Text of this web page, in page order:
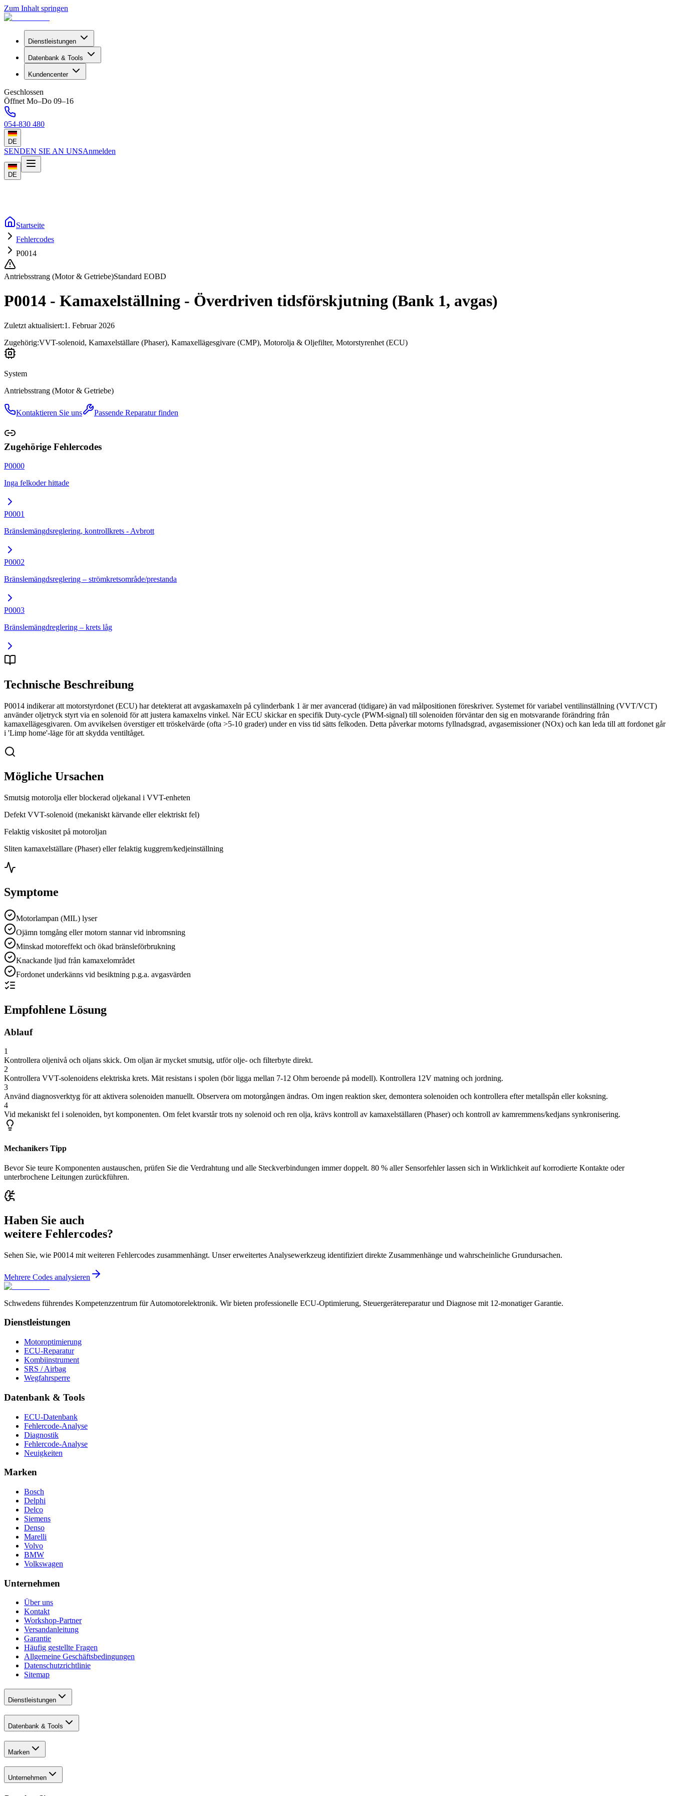
Zum Inhalt springen
Dienstleistungen
Datenbank & Tools
Kundencenter
Geschlossen
Öffnet Mo–Do 09–16
054-830 480
DE
SENDEN SIE AN UNSAnmelden
DE
Startseite
Fehlercodes
P0014
Antriebsstrang (Motor & Getriebe)Standard EOBD
P0014 - Kamaxelställning - Överdriven tidsförskjutning (Bank 1, avgas)
Zuletzt aktualisiert:1. Februar 2026
Zugehörig:VVT-solenoid, Kamaxelställare (Phaser), Kamaxellägesgivare (CMP), Motorolja & Oljefilter, Motorstyrenhet (ECU)
System
Antriebsstrang (Motor & Getriebe)
Kontaktieren Sie uns Passende Reparatur finden
Zugehörige Fehlercodes
P0000
Inga felkoder hittade
P0001
Bränslemängdsreglering, kontrollkrets - Avbrott
P0002
Bränslemängdsreglering – strömkretsområde/prestanda
P0003
Bränslemängdreglering – krets låg
Technische Beschreibung
P0014 indikerar att motorstyrdonet (ECU) har detekterat att avgaskamaxeln på cylinderbank 1 är mer avancerad (tidigare) än vad målpositionen föreskriver. Systemet för variabel ventilinställning (VVT/VCT)
använder oljetryck styrt via en solenoid för att justera kamaxelns vinkel. När ECU skickar en specifik Duty-cycle (PWM-signal) till solenoiden förväntar den sig en motsvarande förändring från
kamaxellägesgivaren. Om avvikelsen överstiger ett tröskelvärde (ofta >5-10 grader) under en viss tid sätts felkoden. Detta påverkar motorns fyllnadsgrad, avgasemissioner (NOx) och kan leda till att fordonet går
i 'Limp home'-läge för att skydda ventiltåget.
Mögliche Ursachen
Smutsig motorolja eller blockerad oljekanal i VVT-enheten
Defekt VVT-solenoid (mekaniskt kärvande eller elektriskt fel)
Felaktig viskositet på motoroljan
Sliten kamaxelställare (Phaser) eller felaktig kuggrem/kedjeinställning
Symptome
Motorlampan (MIL) lyser
Ojämn tomgång eller motorn stannar vid inbromsning
Minskad motoreffekt och ökad bränsleförbrukning
Knackande ljud från kamaxelområdet
Fordonet underkänns vid besiktning p.g.a. avgasvärden
Empfohlene Lösung
Ablauf
1
Kontrollera oljenivå och oljans skick. Om oljan är mycket smutsig, utför olje- och filterbyte direkt.
2
Kontrollera VVT-solenoidens elektriska krets. Mät resistans i spolen (bör ligga mellan 7-12 Ohm beroende på modell). Kontrollera 12V matning och jordning.
3
Använd diagnosverktyg för att aktivera solenoiden manuellt. Observera om motorgången ändras. Om ingen reaktion sker, demontera solenoiden och kontrollera efter metallspån eller koksning.
4
Vid mekaniskt fel i solenoiden, byt komponenten. Om felet kvarstår trots ny solenoid och ren olja, krävs kontroll av kamaxelställaren (Phaser) och kontroll av kamremmens/kedjans synkronisering.
Mechanikers Tipp
Bevor Sie teure Komponenten austauschen, prüfen Sie die Verdrahtung und alle Steckverbindungen immer doppelt. 80 % aller Sensorfehler lassen sich in Wirklichkeit auf korrodierte Kontakte oder
unterbrochene Leitungen zurückführen.
Haben Sie auch
weitere Fehlercodes?
Sehen Sie, wie P0014 mit weiteren Fehlercodes zusammenhängt. Unser erweitertes Analysewerkzeug identifiziert direkte Zusammenhänge und wahrscheinliche Grundursachen.
Mehrere Codes analysieren
Schwedens führendes Kompetenzzentrum für Automotorelektronik. Wir bieten professionelle ECU-Optimierung, Steuergerätereparatur und Diagnose mit 12-monatiger Garantie.
Dienstleistungen
Motoroptimierung
ECU-Reparatur
Kombiinstrument
SRS / Airbag
Wegfahrsperre
Datenbank & Tools
ECU-Datenbank
Fehlercode-Analyse
Diagnostik
Fehlercode-Analyse
Neuigkeiten
Marken
Bosch
Delphi
Delco
Siemens
Denso
Marelli
Volvo
BMW
Volkswagen
Unternehmen
Über uns
Kontakt
Workshop-Partner
Versandanleitung
Garantie
Häufig gestellte Fragen
Allgemeine Geschäftsbedingungen
Datenschutzrichtlinie
Sitemap
Dienstleistungen
Datenbank & Tools
Marken
Unternehmen